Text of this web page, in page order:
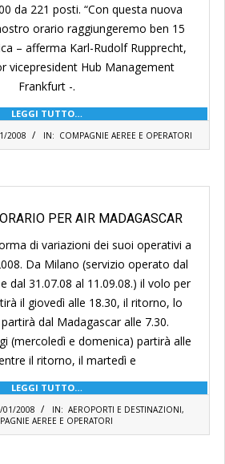
da 221 posti. “Con questa nuova
orario raggiungeremo ben 15
– afferma Karl-Rudolf Rupprecht,
vicepresident Hub Management
Frankfurt -.
LEGGI TUTTO…
2008 IN: COMPAGNIE AEREE E OPERATORI
PER AIR MADAGASCAR
di variazioni dei suoi operativi a
Da Milano (servizio operato dal
dal 31.07.08 al 11.09.08.) il volo per
il giovedì alle 18.30, il ritorno, lo
dal Madagascar alle 7.30.
(mercoledì e domenica) partirà alle
il ritorno, il martedì e
LEGGI TUTTO…
01/2008 IN: AEROPORTI E DESTINAZIONI,
AEREE E OPERATORI